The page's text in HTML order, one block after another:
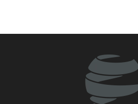
katika historia’
Jeshi la Yemen lapiga meli nyingine ya
Ghaza yafanya maziko makubwa zaidi